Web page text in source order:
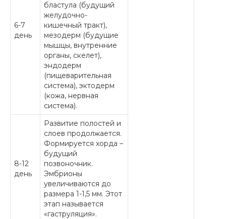
6-7
день
бластула (будущий
желудочно-
кишечный тракт),
мезодерм (будущие
мышцы, внутренние
органы, скелет),
эндодерм
(пищеварительная
система), эктодерм
(кожа, нервная
система).
8-12
день
Развитие полостей и
слоев продолжается.
Формируется хорда –
будущий
позвоночник.
Эмбрионы
увеличиваются до
размера 1-1,5 мм. Этот
этап называется
«гаструляция».